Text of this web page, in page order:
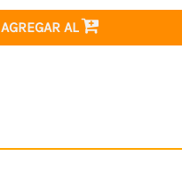
AGREGAR AL